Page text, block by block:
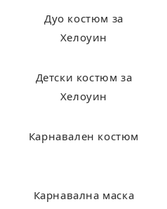
Дуо костюм за
Хелоуин
Детски костюм за
Хелоуин
Карнавален костюм
Карнавална маска